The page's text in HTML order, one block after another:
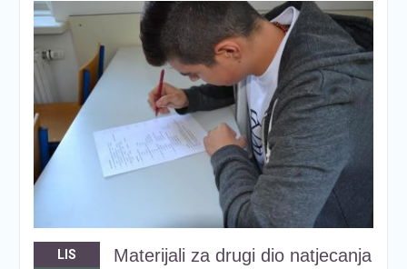
LIS Materijali za drugi dio natjecanja